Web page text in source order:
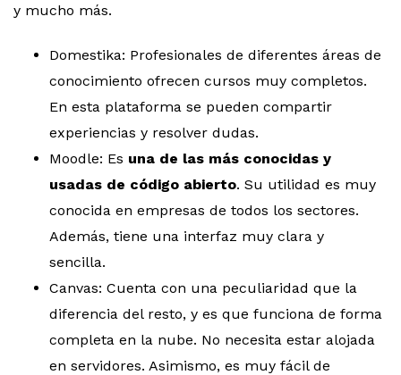
y mucho más.
Domestika: Profesionales de diferentes áreas de
conocimiento ofrecen cursos muy completos.
En esta plataforma se pueden compartir
experiencias y resolver dudas.
Moodle: Es una de las más conocidas y
usadas de código abierto. Su utilidad es muy
conocida en empresas de todos los sectores.
Además, tiene una interfaz muy clara y
sencilla.
Canvas: Cuenta con una peculiaridad que la
diferencia del resto, y es que funciona de forma
completa en la nube. No necesita estar alojada
en servidores. Asimismo, es muy fácil de